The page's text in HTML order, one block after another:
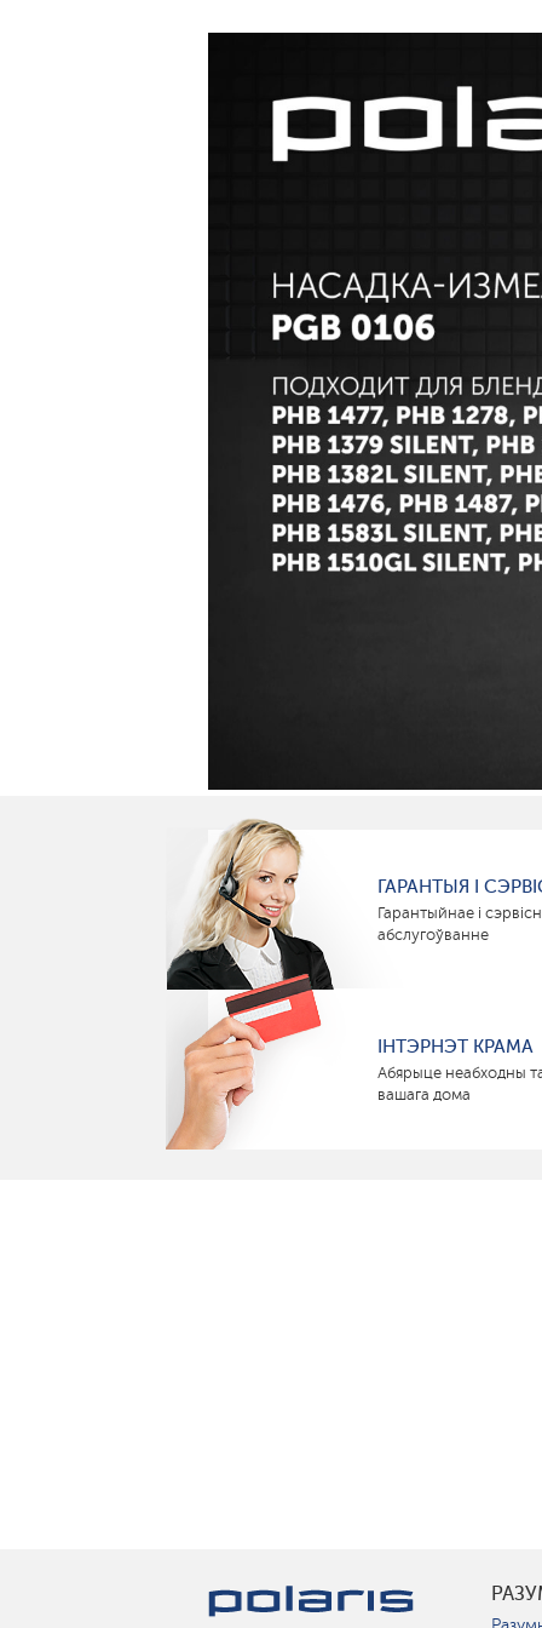
ГАРАНТЫЯ І
Гарантыйнае і
абслугоўванне
ІНТЭРНЭТ КРАМА
Абярыце неабходны
вашага дома